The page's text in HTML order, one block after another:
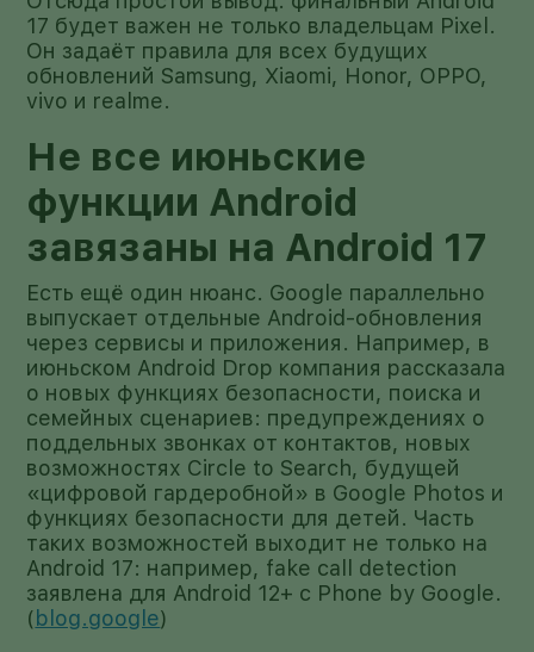
17 будет важен не только владельцам Pixel.
Он задаёт правила для всех будущих
обновлений Samsung, Xiaomi, Honor, OPPO,
vivo и realme.
Не все июньские
функции Android
завязаны на Android 17
Есть ещё один нюанс. Google параллельно
выпускает отдельные Android-обновления
через сервисы и приложения. Например, в
июньском Android Drop компания рассказала
о новых функциях безопасности, поиска и
семейных сценариев: предупреждениях о
поддельных звонках от контактов, новых
возможностях Circle to Search, будущей
«цифровой гардеробной» в Google Photos и
функциях безопасности для детей. Часть
таких возможностей выходит не только на
Android 17: например, fake call detection
заявлена для Android 12+ с Phone by Google.
(blog.google)